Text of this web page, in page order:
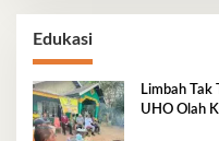
Edukasi
Limbah Tak
UHO Olah